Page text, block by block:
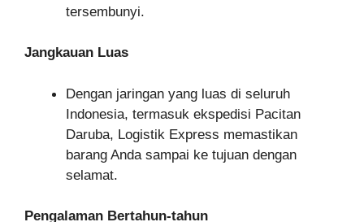
tersembunyi.
Jangkauan Luas
Dengan jaringan yang luas di seluruh
Indonesia, termasuk ekspedisi Pacitan
Daruba, Logistik Express memastikan
barang Anda sampai ke tujuan dengan
selamat.
Pengalaman Bertahun-tahun